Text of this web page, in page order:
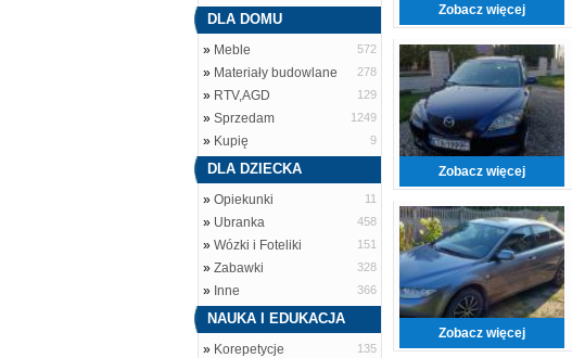
DLA DOMU
» Meble 572
» Materiały budowlane 278
» RTV,AGD 129
» Sprzedam 1249
» Kupię 9
DLA DZIECKA
» Opiekunki 11
» Ubranka 458
» Wózki i Foteliki 151
» Zabawki 328
» Inne 366
NAUKA I EDUKACJA
» Korepetycje 135
Zobacz więcej
Zobacz więcej
Zobacz więcej